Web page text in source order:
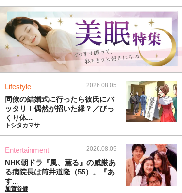
Lifestyle 2026.08.05
同僚の結婚式に行ったら彼氏にバ
ッタリ！偶然が招いた縁？／びっ
くり体...
トシタカマサ
Entertainment 2026.08.05
NHK朝ドラ『風、薫る』の威厳あ
る病院長は筒井道隆（55）。『あ
す...
加賀谷健